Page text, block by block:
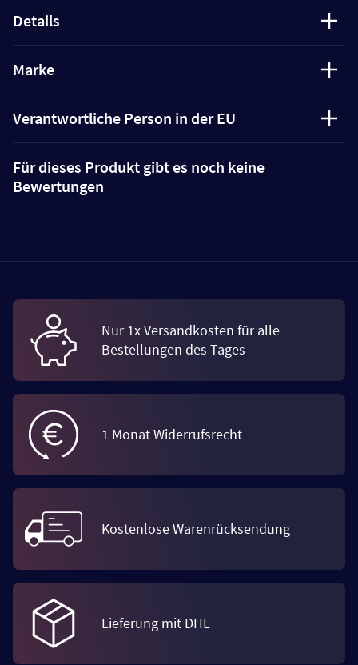
Details
Marke
Verantwortliche Person in der EU
Für dieses Produkt gibt es noch keine
Bewertungen
Nur 1x Versandkosten für alle
Bestellungen des Tages
1 Monat Widerrufsrecht
Kostenlose Warenrücksendung
Lieferung mit DHL